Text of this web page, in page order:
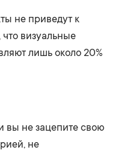
не приведут к
визуальные
лишь около 20%
вы не зацепите свою
не